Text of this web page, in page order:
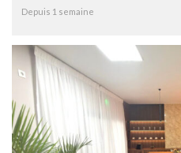
Depuis 1 semaine